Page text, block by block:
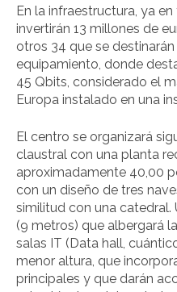
En la infraestructura, ya
invertirán 13 millones de
otros 34 que se
equipamiento, donde
45 Qbits, considerado el
Europa instalado en una
El centro se organizará
claustral con una planta
aproximadamente 40,00
con un diseño de tres
similitud con una
(9 metros) que albergará
salas IT (Data hall,
menor altura, que
principales y que darán